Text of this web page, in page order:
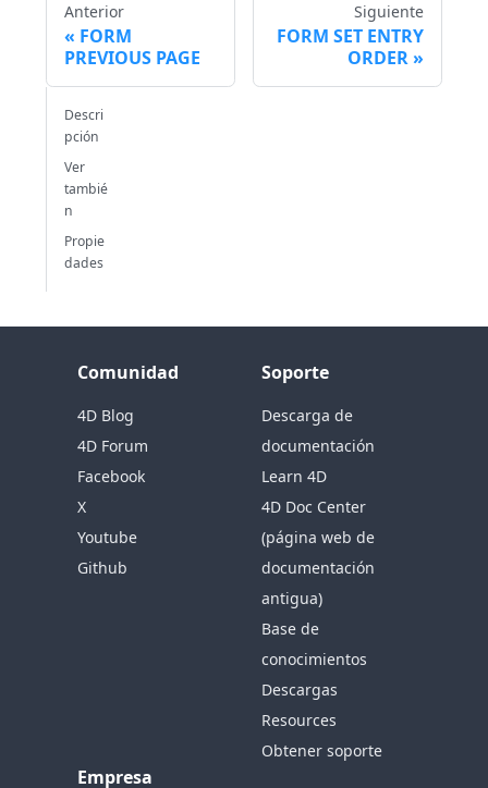
Anterior
FORM
PREVIOUS PAGE
Siguiente
FORM SET ENTRY
ORDER
Descri
pción
Ver
tambié
n
Propie
dades
Comunidad
4D Blog
4D Forum
Facebook
X
Youtube
Github
Soporte
Descarga de
documentación
Learn 4D
4D Doc Center
(página web de
documentación
antigua)
Base de
conocimientos
Descargas
Resources
Obtener soporte
Empresa